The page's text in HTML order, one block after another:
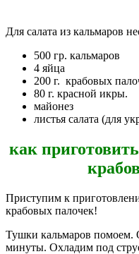
Для салата из кальмаров
500 гр. кальмаров
4 яйца
200 г. крабовых
80 г. красной икры.
майонез
листья салата (для
как
Приступим к
крабовых палочек!
Тушки кальмаров
минуты. Охладим под